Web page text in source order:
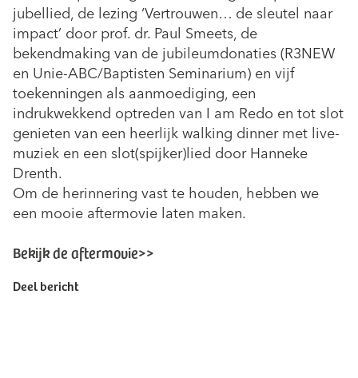
jubellied, de lezing ‘Vertrouwen… de sleutel naar
impact’ door prof. dr. Paul Smeets, de
bekendmaking van de jubileumdonaties (R3NEW
en Unie-ABC/Baptisten Seminarium) en vijf
toekenningen als aanmoediging, een
indrukwekkend optreden van I am Redo en tot slot
genieten van een heerlijk walking dinner met live-
muziek en een slot(spijker)lied door Hanneke
Drenth.
Om de herinnering vast te houden, hebben we
een mooie aftermovie laten maken.
Bekijk de aftermovie>>
Deel bericht